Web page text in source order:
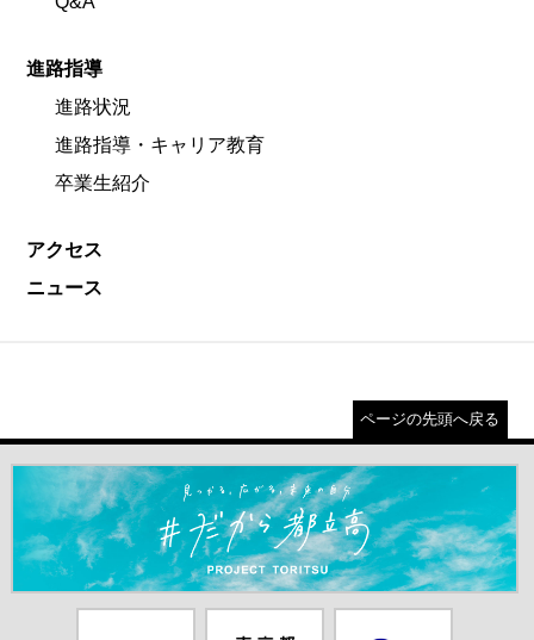
進路指導
進路状況
進路指導・キャリア教育
卒業生紹介
アクセス
ニュース
ページの先頭へ戻る
＃だから都立高（別ウインドウが開きます）